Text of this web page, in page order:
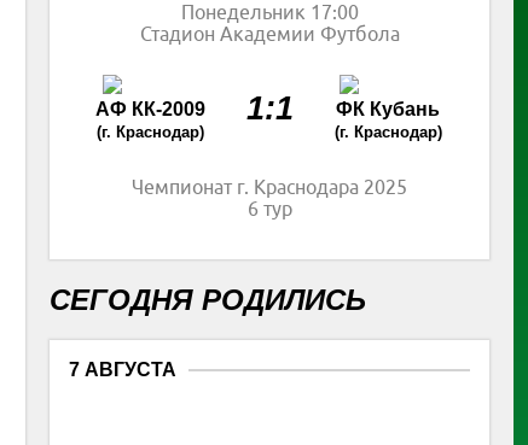
Понедельник 17:00
Стадион Академии Футбола
АФ КК-2009
(г. Краснодар)
1:1 ФК Кубань
(г. Краснодар)
Чемпионат г. Краснодара 2025
6 тур
СЕГОДНЯ РОДИЛИСЬ
7 АВГУСТА